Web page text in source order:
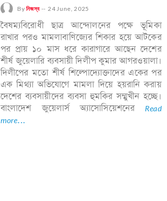
Byনিজস্ব-- 24 June, 2025
বৈষম্যবিরোধী ছাত্র আন্দোলনের পক্ষে ভূমিকা
রাখার পরও মামলাবাণিজ্যের শিকার হয়ে আটকের
পর প্রায় ১০ মাস ধরে কারাগারে আছেন দেশের
শীর্ষ জুয়েলারি ব্যবসায়ী দিলীপ কুমার আগরওয়ালা।
দিলীপের মতো শীর্ষ শিল্পোদ্যোক্তাদের একের পর
এক মিথ্যা অভিযোগে মামলা দিয়ে হয়রানি করায়
দেশের ব্যবসায়ীদের ব্যবসা হুমকির সম্মুখীন হচ্ছে।
বাংলাদেশ জুয়েলার্স অ্যাসোসিয়েশনের Read
more...